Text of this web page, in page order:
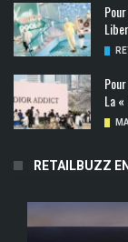
La
RETAILBUZZ